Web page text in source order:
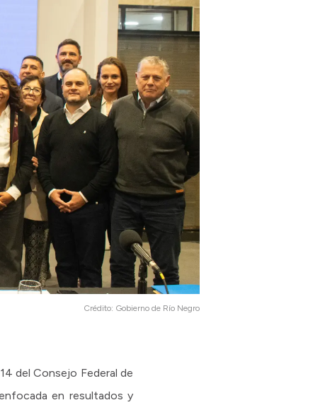
Crédito: Gobierno de Río Negro
del Consejo Federal de
en resultados y